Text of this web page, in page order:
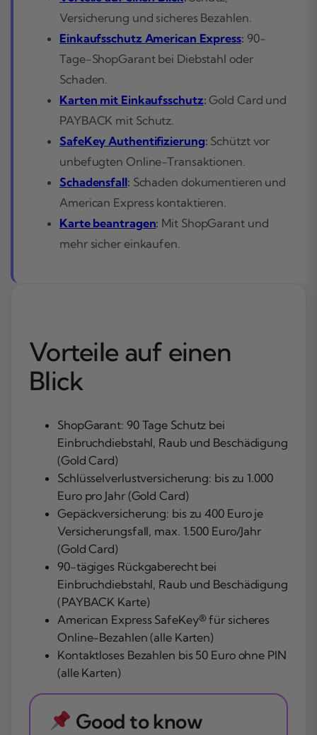
Versicherung und sicheres Bezahlen.
Einkaufsschutz American Express: 90-
Tage-ShopGarant bei Diebstahl oder
Schaden.
Karten mit Einkaufsschutz: Gold Card und
PAYBACK mit Schutz.
SafeKey Authentifizierung: Schützt vor
unbefugten Online-Transaktionen.
Schadensfall: Schaden dokumentieren und
American Express kontaktieren.
Karte beantragen: Mit ShopGarant und
mehr sicher einkaufen.
Vorteile auf einen
Blick
ShopGarant: 90 Tage Schutz bei
Einbruchdiebstahl, Raub und Beschädigung
(Gold Card)
Schlüsselverlustversicherung: bis zu 1.000
Euro pro Jahr (Gold Card)
Gepäckversicherung: bis zu 400 Euro je
Versicherungsfall, max. 1.500 Euro/Jahr
(Gold Card)
90-tägiges Rückgaberecht bei
Einbruchdiebstahl, Raub und Beschädigung
(PAYBACK Karte)
American Express SafeKey® für sicheres
Online-Bezahlen (alle Karten)
Kontaktloses Bezahlen bis 50 Euro ohne PIN
(alle Karten)
Good to know